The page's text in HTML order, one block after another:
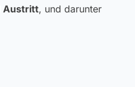
Austritt, und darunter